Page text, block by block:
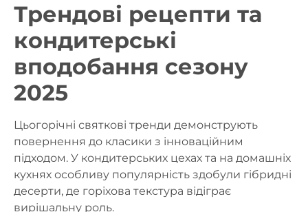
Трендові рецепти та
кондитерські
вподобання сезону
2025
Цьогорічні святкові тренди демонструють
повернення до класики з інноваційним
підходом. У кондитерських цехах та на домашніх
кухнях особливу популярність здобули гібридні
десерти, де горіхова текстура відіграє
вирішальну роль.